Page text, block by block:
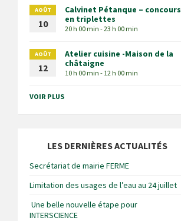
AOÛT
10
Calvinet Pétanque – concours
en triplettes
20 h 00 min - 23 h 00 min
AOÛT
12
Atelier cuisine -Maison de la
châtaigne
10 h 00 min - 12 h 00 min
VOIR PLUS
LES DERNIÈRES ACTUALITÉS
Secrétariat de mairie FERME
Limitation des usages de l’eau au 24 juillet
Une belle nouvelle étape pour
INTERSCIENCE